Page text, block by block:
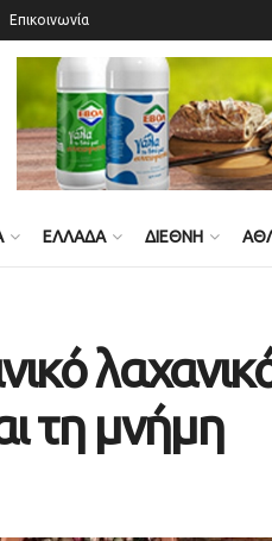
Επικοινωνία
ΕΛΛΑΔΑ ΔΙΕΘΝΗ
τη μνήμη